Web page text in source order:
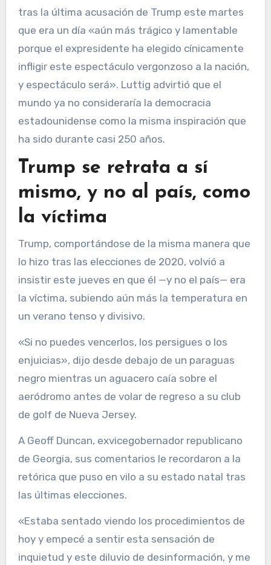
tras la última acusación de Trump este martes
que era un día «aún más trágico y lamentable
porque el expresidente ha elegido cínicamente
infligir este espectáculo vergonzoso a la nación,
y espectáculo será». Luttig advirtió que el
mundo ya no consideraría la democracia
estadounidense como la misma inspiración que
ha sido durante casi 250 años.
Trump se retrata a sí
mismo, y no al país, como
la víctima
Trump, comportándose de la misma manera que
lo hizo tras las elecciones de 2020, volvió a
insistir este jueves en que él —y no el país— era
la víctima, subiendo aún más la temperatura en
un verano tenso y divisivo.
«Si no puedes vencerlos, los persigues o los
enjuicias», dijo desde debajo de un paraguas
negro mientras un aguacero caía sobre el
aeródromo antes de volar de regreso a su club
de golf de Nueva Jersey.
A Geoff Duncan, exvicegobernador republicano
de Georgia, sus comentarios le recordaron a la
retórica que puso en vilo a su estado natal tras
las últimas elecciones.
«Estaba sentado viendo los procedimientos de
hoy y empecé a sentir esta sensación de
inquietud y este diluvio de desinformación, y me